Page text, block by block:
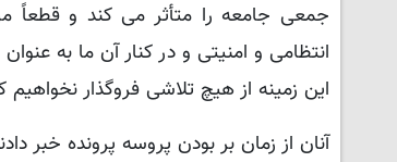
جمعی جامعه را متأثر می کند و قطعاً
انتظامی و امنیتی و در کنار آن ما به
این زمینه از هیچ تلاشی فروگذار نخواهیم
آنان از زمان بر بودن پروسه پرونده خبر